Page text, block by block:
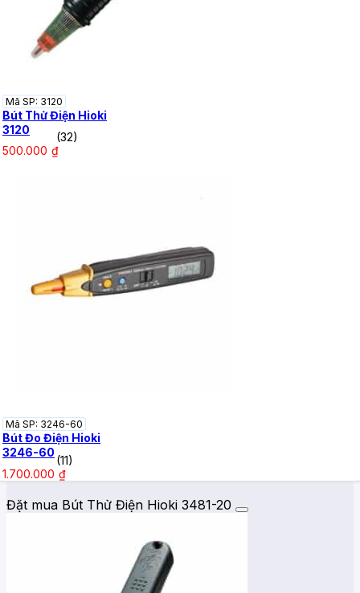
Mã SP: 3120
Bút Thử Điện Hioki
3120
(32)
500.000 ₫
Mã SP: 3246-60
Bút Đo Điện Hioki
3246-60
(11)
1.700.000 ₫
Đặt mua Bút Thử Điện Hioki 3481-20